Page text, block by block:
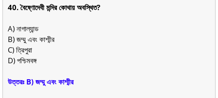
40. বৈষ্ণোদেবী মন্দির কোথায় অবস্থিত?
A) নাগাল্যান্ড
B) জম্মু এবং কাশ্মীর
C) ত্রিপুরা
D) পশ্চিমবঙ্গ
উত্তরঃ B) জম্মু এবং কাশ্মীর